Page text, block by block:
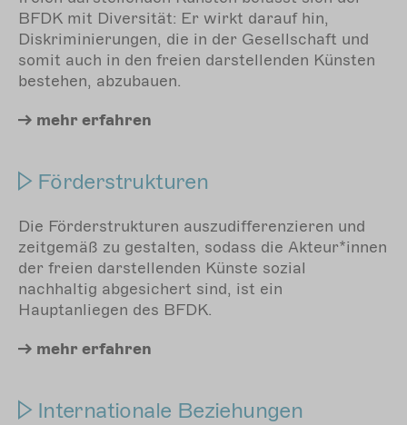
BFDK mit Diversität: Er wirkt darauf hin,
Diskriminierungen, die in der Gesellschaft und
somit auch in den freien darstellenden Künsten
bestehen, abzubauen.
mehr erfahren
Förderstrukturen
Die Förderstrukturen auszudifferenzieren und
zeitgemäß zu gestalten, sodass die Akteur*innen
der freien darstellenden Künste sozial
nachhaltig abgesichert sind, ist ein
Hauptanliegen des BFDK.
mehr erfahren
Internationale Beziehungen